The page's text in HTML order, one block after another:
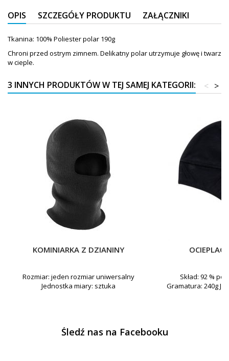
OPIS SZCZEGÓŁY PRODUKTU ZAŁĄCZNIKI
Tkanina: 100% Poliester polar 190g
Chroni przed ostrym zimnem. Delikatny polar utrzymuje głowę i twarz
w cieple.
3 INNYCH PRODUKTÓW W TEJ SAMEJ KATEGORII: >
<
KOMINIARKA Z DZIANINY
Rozmiar: jeden rozmiar uniwersalny
Jednostka miary: sztuka
Skład: 92 %
Gramatura: 240g
Śledź nas na Facebooku